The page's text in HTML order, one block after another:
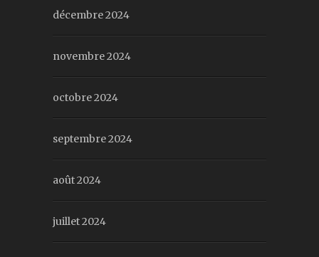
décembre 2024
novembre 2024
octobre 2024
septembre 2024
août 2024
juillet 2024